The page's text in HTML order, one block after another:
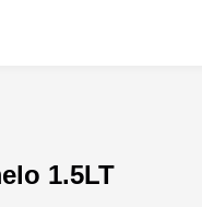
1.5LT